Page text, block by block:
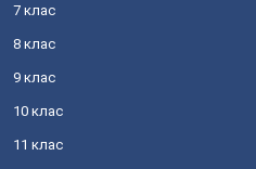
7 клас
8 клас
9 клас
10 клас
11 клас